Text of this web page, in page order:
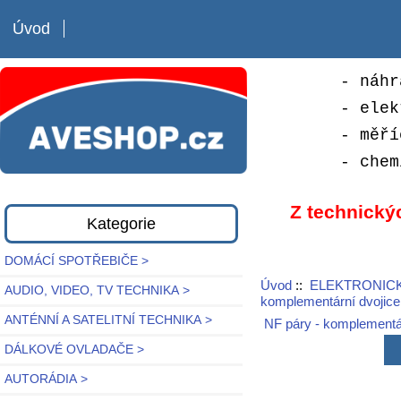
Úvod
-
-
-
-
Kategorie
DOMÁCÍ SPOTŘEBIČE >
AUDIO, VIDEO, TV TECHNIKA >
ANTÉNNÍ A SATELITNÍ TECHNIKA >
DÁLKOVÉ OVLADAČE >
AUTORÁDIA >
Z
Úvod::
komplementární dvojice
NF páry -